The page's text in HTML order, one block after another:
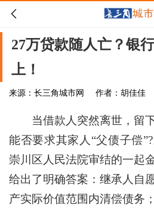

27万贷款随人亡？银
上！
来源：长三角城市网 作者：胡佳佳
当借款人突然离世，留下
能否要求其家人“父债子偿
崇川区人民法院审结的一起
给出了明确答案：继承人自
产实际价值范围内清偿债务